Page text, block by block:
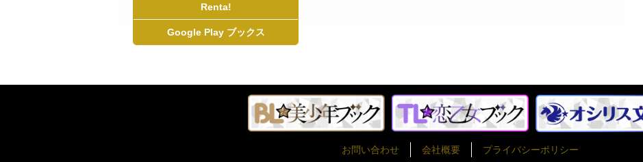
Renta!
Google Play ブックス
お問い合わせ 会社概要 プライバシーポリシー